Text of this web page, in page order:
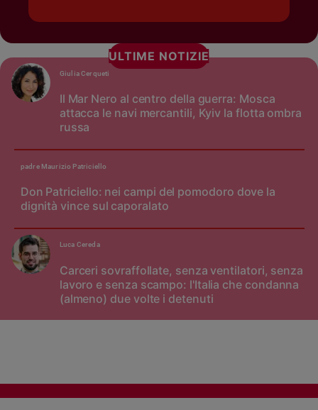
ULTIME NOTIZIE
Il Mar Nero al centro della guerra: Mosca
attacca le navi mercantili, Kyiv la flotta ombra
russa
Giulia Cerqueti
Don Patriciello: nei campi del pomodoro dove la
dignità vince sul caporalato
padre Maurizio Patriciello
Carceri sovraffollate, senza ventilatori, senza
lavoro e senza scampo: l'Italia che condanna
(almeno) due volte i detenuti
Luca Cereda